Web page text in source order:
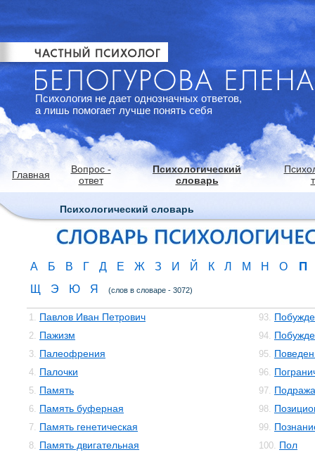
Психология не дает однозначных ответов,
а лишь помогает лучше понять себя
Главная
Вопрос -
ответ
Психологический
словарь
Психологический словарь
А Б В Г Д Е Ж З И Й К Л М Н О П
Щ Э Ю Я (слов в словаре - 3072)
1. Павлов Иван Петрович
2. Пажизм
3. Палеофрения
4. Палочки
5. Память
6. Память буферная
7. Память генетическая
8. Память двигательная
93.
94.
95.
96.
97.
98.
99.
100. Пол